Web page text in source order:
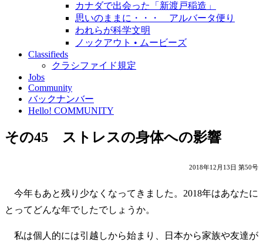
カナダで出会った「新渡戸稲造」
思いのままに・・・ アルバータ便り
われらが科学文明
ノックアウト • ムービーズ
Classifieds
クラシファイド規定
Jobs
Community
バックナンバー
Hello! COMMUNITY
その45 ストレスの身体への影響
2018年12月13日 第50号
今年もあと残り少なくなってきました。2018年はあなたに
とってどんな年でしたでしょうか。
私は個人的には引越しから始まり、日本から家族や友達が